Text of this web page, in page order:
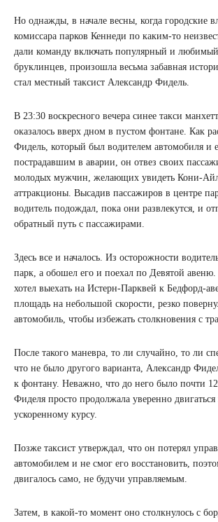
Но однажды, в начале весны, когда городские
комиссара парков Кеннеди по каким-то
дали команду включать популярный и
бруклинцев, произошла весьма забавная
стал местный таксист Александр Фидель.
В 23:30 воскресного вечера синее такси
оказалось вверх дном в пустом фонтане. Как
Фидель, который был водителем автомобиля и
пострадавшим в аварии, он отвез своих
молодых мужчин, желающих увидеть Кони-
аттракционы. Высадив пассажиров в центре
водитель подождал, пока они развлекутся, и
обратный путь с пассажирами.
Здесь все и началось. Из осторожности
парк, а обошел его и поехал по Девятой
хотел выехать на Истерн-Парквей к Бедфорд-
площадь на небольшой скорости, резко
автомобиль, чтобы избежать столкновения с
После такого маневра, то ли случайно, то ли
что не было другого варианта, Александр
к фонтану. Неважно, что до него было почти
Фиделя просто продолжала уверенно
ускоренному курсу.
Позже таксист утверждал, что он потерял
автомобилем и не смог его восстановить,
двигалось само, не будучи управляемым.
Затем, в какой-то момент оно столкнулось с